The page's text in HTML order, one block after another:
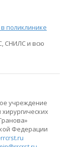
поликлинике
СНИЛС и всю
учреждение
Федерации